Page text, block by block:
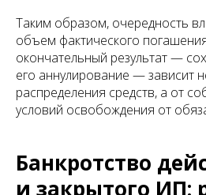
Таким образом, очередность
объем фактического
окончательный результат —
его аннулирование — зависит
распределения средств, а от
условий освобождения от
Банкротство
и закрытого ИП: